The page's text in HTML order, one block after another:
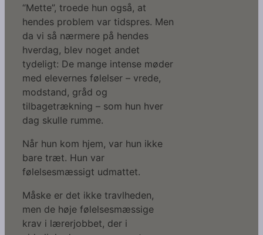
“Mette”, troede hun også, at
hendes problem var tidspres. Men
da vi så nærmere på hendes
hverdag, blev noget andet
tydeligt: De mange intense møder
med elevernes følelser – vrede,
modstand, gråd og
tilbagetrækning – som hun hver
dag skulle rumme.
Når hun kom hjem, var hun ikke
bare træt. Hun var
følelsesmæssigt udmattet.
Måske er det ikke travlheden,
men de høje følelsesmæssige
krav i lærerjobbet, der i